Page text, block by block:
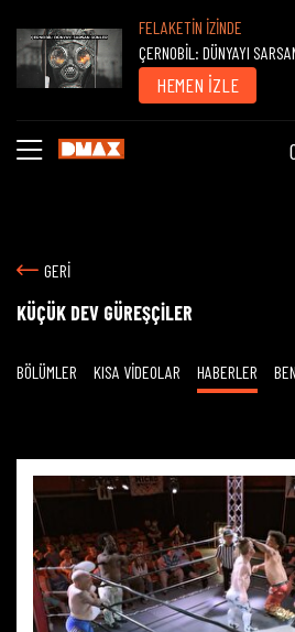
FELAKETİN İZİNDE
ÇERNOBİL: DÜNYAYI
HEMEN İZLE
GERİ
KÜÇÜK DEV GÜREŞÇİLER
BÖLÜMLER KISA VİDEOLAR HABERLER